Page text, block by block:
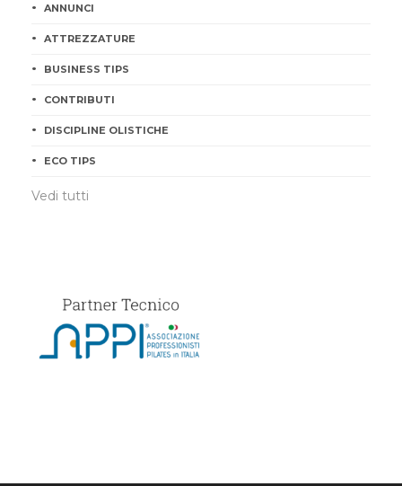
ANNUNCI
ATTREZZATURE
BUSINESS TIPS
CONTRIBUTI
DISCIPLINE OLISTICHE
ECO TIPS